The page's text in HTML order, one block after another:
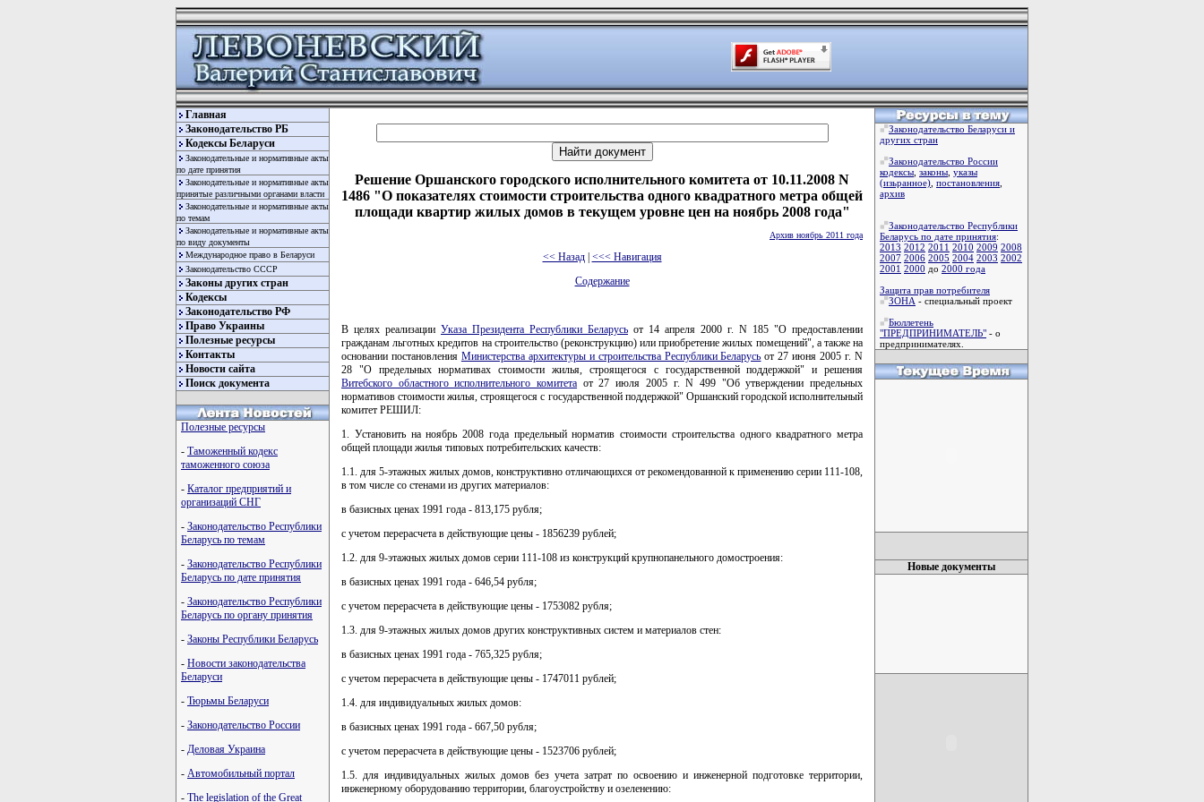
Главная
Законодательство РБ
Кодексы Беларуси
Законодательные и нормативные акты
по дате принятия
Законодательные и нормативные акты
принятые различными органами власти
Законодательные и нормативные акты
по темам
Законодательные и нормативные акты
по виду документы
Международное право в Беларуси
Законодательство СССР
Законы других стран
Кодексы
Законодательство РФ
Право Украины
Полезные ресурсы
Контакты
Новости сайта
Поиск документа
Полезные ресурсы
- Таможенный кодекс
таможенного союза
- Каталог предприятий и
организаций СНГ
- Законодательство Республики
Беларусь по темам
- Законодательство Республики
Беларусь по дате принятия
- Законодательство Республики
Беларусь по органу принятия
- Законы Республики Беларусь
- Новости законодательства
Беларуси
- Тюрьмы Беларуси
- Законодательство России
- Деловая Украина
- Автомобильный портал
- The legislation of the Great
Решение Оршанского городского исполнительного комитета от 10.11.2008 N
1486 "О показателях стоимости строительства одного квадратного метра общей
площади квартир жилых домов в текущем уровне цен на ноябрь 2008 года"
Архив ноябрь 2011 года
<< Назад| <<< Навигация
Содержание
В целях реализации Указа Президента Республики Беларусь от 14 апреля 2000 г. N 185 "О предоставлении
гражданам льготных кредитов на строительство (реконструкцию) или приобретение жилых помещений", а также на
основании постановления Министерства архитектуры и строительства Республики Беларусь от 27 июня 2005 г. N
28 "О предельных нормативах стоимости жилья, строящегося с государственной поддержкой" и решения
Витебского областного исполнительного комитета от 27 июля 2005 г. N 499 "Об утверждении предельных
нормативов стоимости жилья, строящегося с государственной поддержкой" Оршанский городской исполнительный
комитет РЕШИЛ:
1. Установить на ноябрь 2008 года предельный норматив стоимости строительства одного квадратного метра
общей площади жилья типовых потребительских качеств:
1.1. для 5-этажных жилых домов, конструктивно отличающихся от рекомендованной к применению серии 111-108,
в том числе со стенами из других материалов:
в базисных ценах 1991 года - 813,175 рубля;
с учетом перерасчета в действующие цены - 1856239 рублей;
1.2. для 9-этажных жилых домов серии 111-108 из конструкций крупнопанельного домостроения:
в базисных ценах 1991 года - 646,54 рубля;
с учетом перерасчета в действующие цены - 1753082 рубля;
1.3. для 9-этажных жилых домов других конструктивных систем и материалов стен:
в базисных ценах 1991 года - 765,325 рубля;
с учетом перерасчета в действующие цены - 1747011 рублей;
1.4. для индивидуальных жилых домов:
в базисных ценах 1991 года - 667,50 рубля;
с учетом перерасчета в действующие цены - 1523706 рублей;
1.5. для индивидуальных жилых домов без учета затрат по освоению и инженерной подготовке территории,
инженерному оборудованию территории, благоустройству и озеленению:
Законодательство Беларуси и
других стран
Законодательство России
кодексы законы указы
(изьранное) постановления
архив
Законодательство Республики
Беларусь по дате принятия:
2013 2012 2011 2010 2009 2008
2007 2006 2005 2004 2003 2002
2001 2000 до 2000 года
Защита прав потребителя
ЗОНА - специальный проект
Бюллетень
"ПРЕДПРИНИМАТЕЛЬ" - о
предпринимателях.
Новые документы